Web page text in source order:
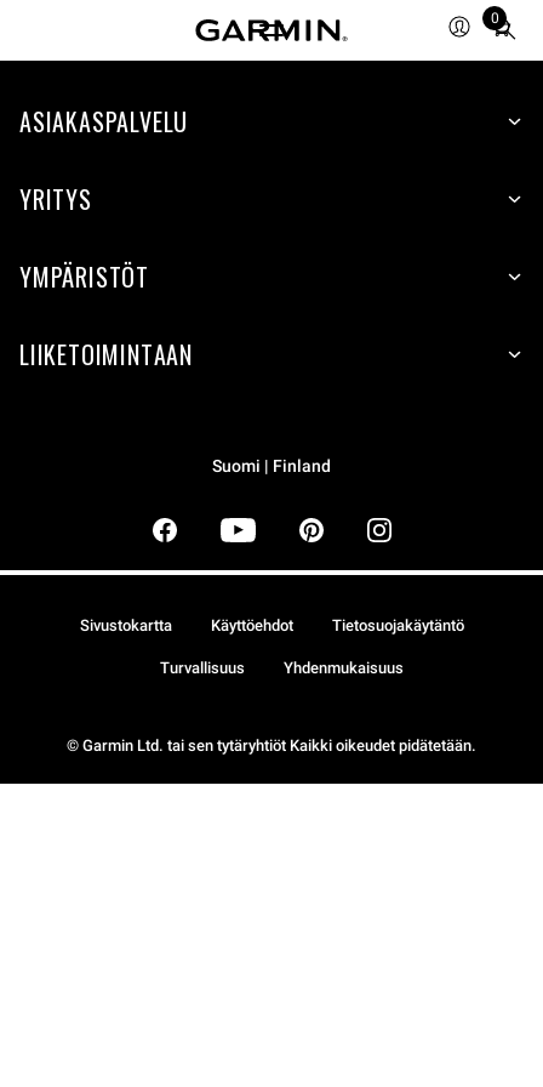
0
Total
items
cart:
ASIAKASPALVELU
YRITYS
YMPÄRISTÖT
LIIKETOIMINTAAN
Suomi | Finland
© Garmin Ltd. tai sen tytäryhtiöt Kaikki oikeudet pidätetään.
Sivustokartta Käyttöehdot Tietosuojakäytäntö
Turvallisuus Yhdenmukaisuus